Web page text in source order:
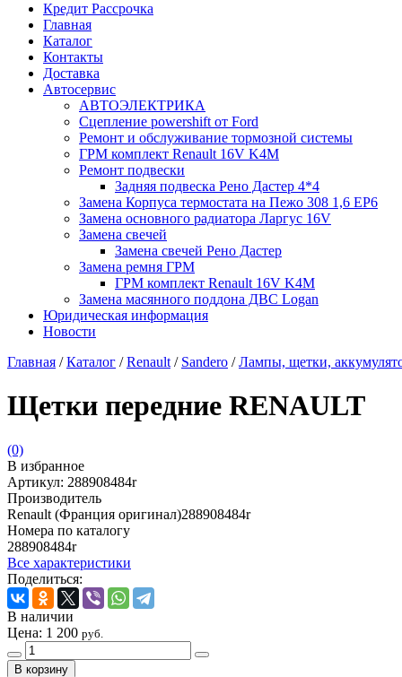
Кредит Рассрочка
Главная
Каталог
Контакты
Доставка
Автосервис
АВТОЭЛЕКТРИКА
Сцепление powershift от Ford
Ремонт и обслуживание тормозной системы
ГРМ комплект Renault 16V K4M
Ремонт подвески
Задняя подвеска Рено Дастер 4*4
Замена Корпуса термостата на Пежо 308 1,6 EP6
Замена основного радиатора Ларгус 16V
Замена свечей
Замена свечей Рено Дастер
Замена ремня ГРМ
ГРМ комплект Renault 16V K4M
Замена масянного поддона ДВС Logan
Юридическая информация
Новости
Главная / Каталог / Renault / Sandero / Лампы, щетки,
Щетки передние RENAULT
(0)
В избранное
Артикул: 288908484r
Производитель
Renault (Франция оригинал)288908484r
Номера по каталогу
288908484r
Все характеристики
Поделиться:
В наличии
Цена: 1 200 руб.